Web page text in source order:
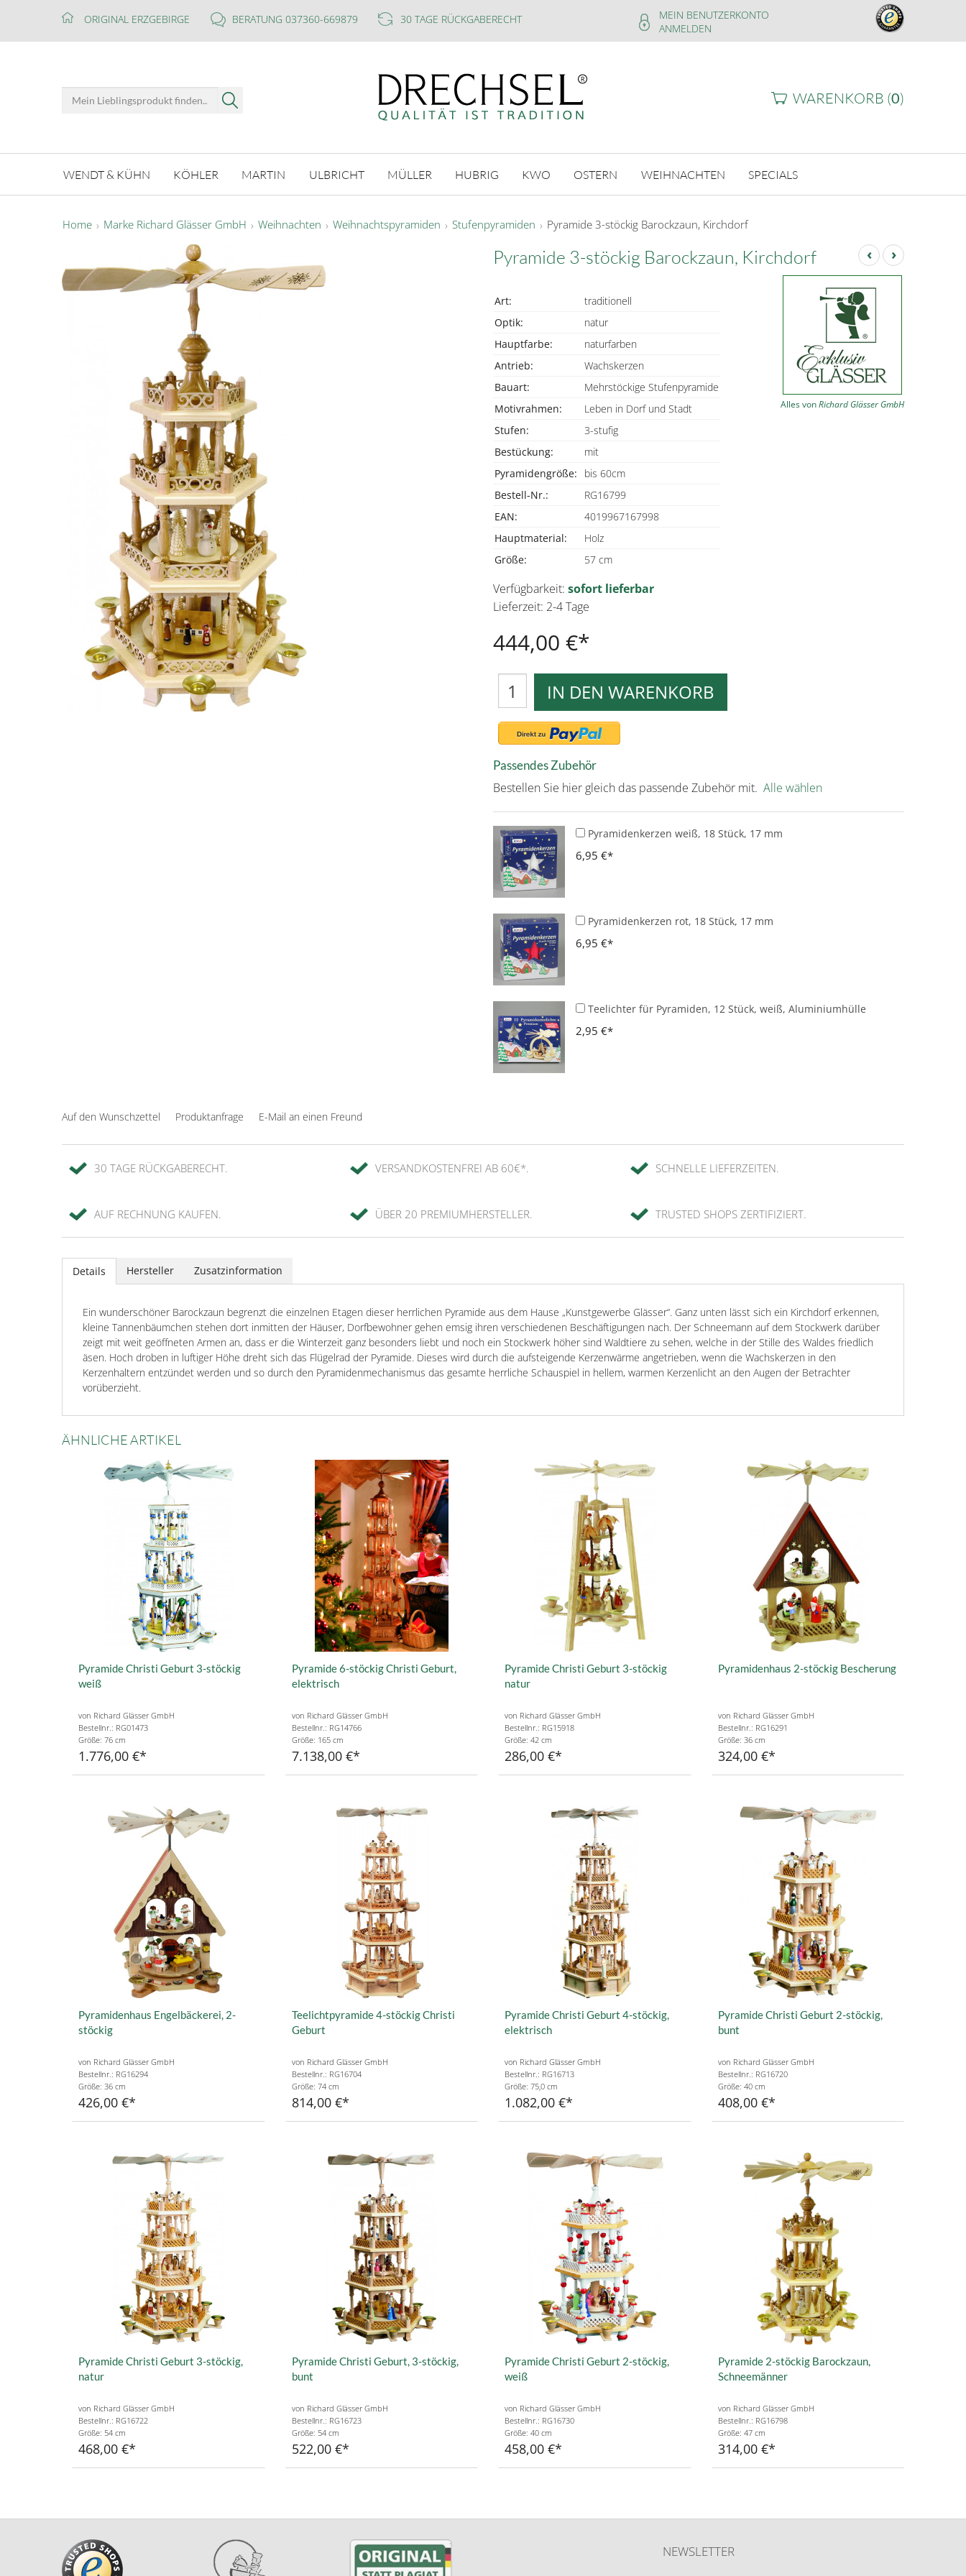
ORIGINAL ERZGEBIRGE BERATUNG 037360-669879 30 TAGE RÜCKGABERECHT
MEIN BENUTZERKONTO
ANMELDEN
WARENKORB (0)
WENDT & KÜHN KÖHLER MARTIN ULBRICHT MÜLLER HUBRIG KWO OSTERN WEIHNACHTEN SPECIALS
Home Marke Richard Glässer GmbH Weihnachten Weihnachtspyramiden Stufenpyramiden Pyramide 3-stöckig Barockzaun, Kirchdorf
‹ ›
Pyramide 3-stöckig Barockzaun, Kirchdorf
Art:
traditionell
Optik:
natur
Hauptfarbe:
naturfarben
Antrieb:
Wachskerzen
Bauart:
Mehrstöckige Stufenpyramide
Motivrahmen:
Leben in Dorf und Stadt
Stufen:
3-stufig
Bestückung:
mit
Pyramidengröße:
bis 60cm
Bestell-Nr.:
RG16799
EAN:
4019967167998
Hauptmaterial:
Holz
Größe:
57 cm
Alles vonRichard Glässer GmbH
Verfügbarkeit: sofort lieferbar
Lieferzeit: 2-4 Tage
444,00 €
IN DEN WARENKORB
Passendes Zubehör
Bestellen Sie hier gleich das passende Zubehör mit. Alle wählen
Pyramidenkerzen weiß, 18 Stück, 17 mm
6,95 €
Pyramidenkerzen rot, 18 Stück, 17 mm
6,95 €
Teelichter für Pyramiden, 12 Stück, weiß, Aluminiumhülle
2,95 €
Auf den Wunschzettel Produktanfrage E-Mail an einen Freund
30 TAGE RÜCKGABERECHT. VERSANDKOSTENFREI AB 60€*. SCHNELLE LIEFERZEITEN.
AUF RECHNUNG KAUFEN. ÜBER 20 PREMIUMHERSTELLER. TRUSTED SHOPS ZERTIFIZIERT.
Details Hersteller Zusatzinformation
Ein wunderschöner Barockzaun begrenzt die einzelnen Etagen dieser herrlichen Pyramide aus dem Hause „Kunstgewerbe Glässer“. Ganz unten lässt sich ein Kirchdorf erkennen,
kleine Tannenbäumchen stehen dort inmitten der Häuser, Dorfbewohner gehen emsig ihren verschiedenen Beschäftigungen nach. Der Schneemann auf dem Stockwerk darüber
zeigt mit weit geöffneten Armen an, dass er die Winterzeit ganz besonders liebt und noch ein Stockwerk höher sind Waldtiere zu sehen, welche in der Stille des Waldes friedlich
äsen. Hoch droben in luftiger Höhe dreht sich das Flügelrad der Pyramide. Dieses wird durch die aufsteigende Kerzenwärme angetrieben, wenn die Wachskerzen in den
Kerzenhaltern entzündet werden und so durch den Pyramidenmechanismus das gesamte herrliche Schauspiel in hellem, warmen Kerzenlicht an den Augen der Betrachter
vorüberzieht.
ÄHNLICHE ARTIKEL
Pyramide Christi Geburt 3-stöckig
weiß
von Richard Glässer GmbH
Bestellnr.: RG01473
Größe: 76 cm
1.776,00 €
Pyramide 6-stöckig Christi Geburt,
elektrisch
von Richard Glässer GmbH
Bestellnr.: RG14766
Größe: 165 cm
7.138,00 €
Pyramide Christi Geburt 3-stöckig
natur
von Richard Glässer GmbH
Bestellnr.: RG15918
Größe: 42 cm
286,00 €
Pyramidenhaus 2-stöckig Bescherung
von Richard Glässer GmbH
Bestellnr.: RG16291
Größe: 36 cm
324,00 €
Pyramidenhaus Engelbäckerei, 2-
stöckig
von Richard Glässer GmbH
Bestellnr.: RG16294
Größe: 36 cm
426,00 €
Teelichtpyramide 4-stöckig Christi
Geburt
von Richard Glässer GmbH
Bestellnr.: RG16704
Größe: 74 cm
814,00 €
Pyramide Christi Geburt 4-stöckig,
elektrisch
von Richard Glässer GmbH
Bestellnr.: RG16713
Größe: 75,0 cm
1.082,00 €
Pyramide Christi Geburt 2-stöckig,
bunt
von Richard Glässer GmbH
Bestellnr.: RG16720
Größe: 40 cm
408,00 €
Pyramide Christi Geburt 3-stöckig,
natur
von Richard Glässer GmbH
Bestellnr.: RG16722
Größe: 54 cm
468,00 €
Pyramide Christi Geburt, 3-stöckig,
bunt
von Richard Glässer GmbH
Bestellnr.: RG16723
Größe: 54 cm
522,00 €
Pyramide Christi Geburt 2-stöckig,
weiß
von Richard Glässer GmbH
Bestellnr.: RG16730
Größe: 40 cm
458,00 €
Pyramide 2-stöckig Barockzaun,
Schneemänner
von Richard Glässer GmbH
Bestellnr.: RG16798
Größe: 47 cm
314,00 €
NEWSLETTER